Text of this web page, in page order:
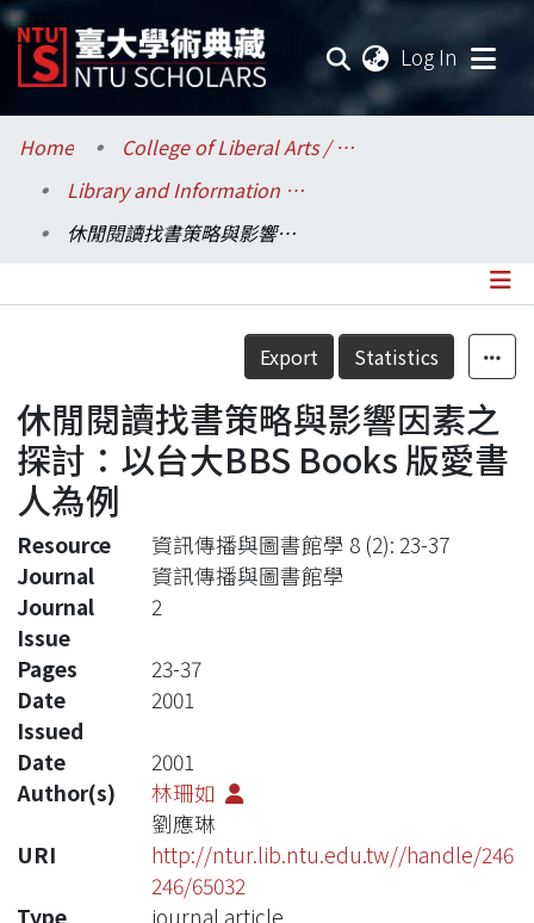
Log In
Communities & Collections
Research Outputs
Statistics
Home
College of Liberal Arts / 文學院
Library and Information Science / 圖書資訊學系
休閒閱讀找書策略與影響因素之探討：以台大BBS Books 版愛書人為例
Details
Export Statistics
休閒閱讀找書策略與影響因素之
探討：以台大BBS Books 版愛書
人為例
Resource
資訊傳播與圖書館學 8 (2): 23-37
Journal
資訊傳播與圖書館學
Journal
Issue
2
Pages
23-37
Date
Issued
2001
Date
2001
Author(s)
林珊如
劉應琳
URI
http://ntur.lib.ntu.edu.tw//handle/246
246/65032
Type
journal article